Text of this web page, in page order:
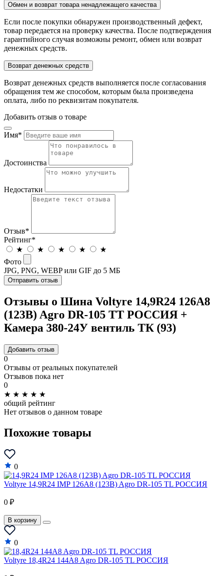
Обмен и возврат товара ненадлежащего качества
Если после покупки обнаружен производственный дефект,
товар передается на проверку качества. После подтверждения
гарантийного случая возможны ремонт, обмен или возврат
денежных средств.
Возврат денежных средств
Возврат денежных средств выполняется после согласования
обращения тем же способом, которым была произведена
оплата, либо по реквизитам покупателя.
Добавить отзыв о товаре
Имя*
Достоинства
Недостатки
Отзыв*
Рейтинг*
★
★ ★ ★
★
Фото
JPG, PNG, WEBP или GIF до 5 МБ
Отправить отзыв
Отзывы о Шина Voltyre 14,9R24 126A8
(123B) Agro DR-105 TT РОССИЯ +
Камера 380-24У вентиль ТК (93)
Добавить отзыв
0
Отзывы от реальных покупателей
Отзывов пока нет
0
★ ★ ★ ★ ★
общий рейтинг
Нет отзывов о данном товаре
Похожие товары
0
Voltyre 14,9R24 IMP 126A8 (123B) Agro DR-105 TL РОССИЯ
0 ₽
В корзину
0
Voltyre 18,4R24 144A8 Agro DR-105 TL РОССИЯ